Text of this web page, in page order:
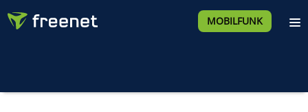
MOBILFUNK